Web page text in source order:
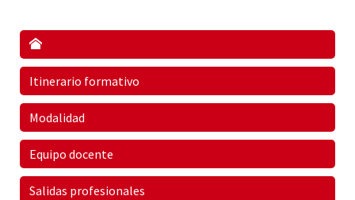
Itinerario formativo
Modalidad
Equipo docente
Salidas profesionales